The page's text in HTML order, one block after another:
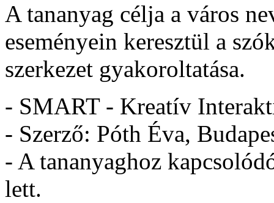
A tananyag célja a város
eseményein keresztül a
szerkezet gyakoroltatása.
- SMART - Kreatív
- Szerző: Póth Éva,
- A tananyaghoz
lett.